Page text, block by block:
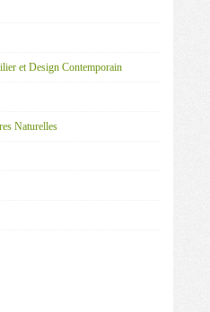
et Design Contemporain
Naturelles